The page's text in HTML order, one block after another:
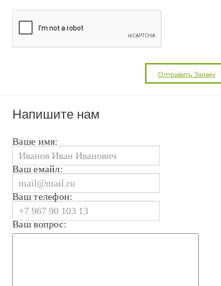
Напишите нам
Ваше имя:
Ваш емайл:
Ваш телефон:
Ваш вопрос: